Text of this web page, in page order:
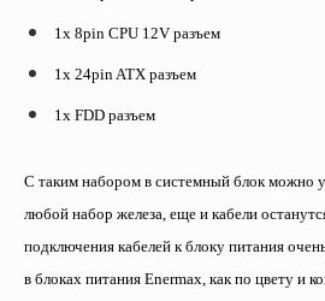
1x 8pin CPU 12V разъем
1x 24pin ATX разъем
1x FDD разъем
С таким набором в системный блок можно
любой набор железа, еще и кабели
подключения кабелей к блоку питания
в блоках питания Enermax, как по цвету и